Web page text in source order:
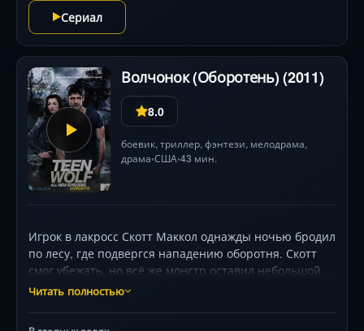
Стоун).
Сериал
Волчонок (Оборотень) (2011)
8.0
боевик, триллер, фэнтези, мелодрама,
драма•США•43 мин.
Игрок в лакросс Скотт Маккол однажды ночью бродил
по лесу, где подвергся нападению оборотня. Скотт
смог убежать, но всё же монстр оставил небольшой
укус. Всё вроде бы идёт нормально, однако
Читать полностью